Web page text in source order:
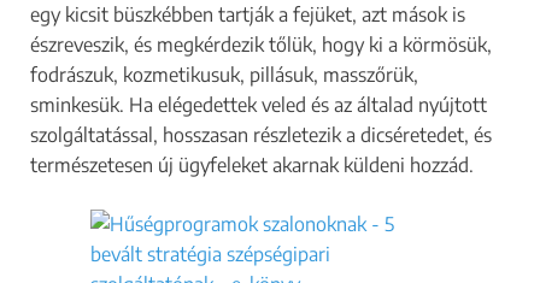
egy kicsit büszkébben tartják a fejüket, azt mások is
észreveszik, és megkérdezik tőlük, hogy ki a körmösük,
fodrászuk, kozmetikusuk, pillásuk, masszőrük,
sminkesük. Ha elégedettek veled és az általad nyújtott
szolgáltatással, hosszasan részletezik a dicséretedet, és
természetesen új ügyfeleket akarnak küldeni hozzád.